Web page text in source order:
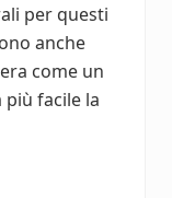
per questi
anche
come un
facile la